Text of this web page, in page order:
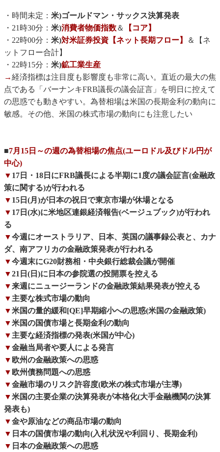
・時間未定： 米)ゴールドマン・サックス決算発表
・21時30分： 米)消費者物価指数＆
【コア】
・22時00分： 米)対米証券投資【ネット長期フロー】
＆【ネ
ットフロー合計】
・22時15分： 米)鉱工業生産
→経済指標は注目度も影響度も非常に高い。直近の最大の焦
点である「バーナンキFRB議長の議会証言」を明日に控えて
の思惑でも動きやすい。為替相場は米国の長期金利の動向に
敏感。その他、米国の株式市場の動向にも注意したい
■7月15日～の週の為替相場の焦点(ユーロドル及びドル円が
中心)
▼ 17日・18日にFRB議長による半期に1度の議会証言(金融政
策に関する)が行われる
▼ 15日(月)が日本の祝日で東京市場が休場となる
▼ 17日(水)に米地区連銀経済報告(ベージュブック)が行われ
る
▼今週にオーストラリア、日本、英国の議事録公表と、カナ
ダ、南アフリカの金融政策発表が行われる
▼今週末にG20財務相・中央銀行総裁会議が開催
▼21日(日)に日本の参院選の投開票を控える
▼来週にニュージーランドの金融政策結果発表が控える
▼主要な株式市場の動向
▼米国の量的緩和[QE]早期縮小への思惑(米国の金融政策)
▼米国の国債市場と長期金利の動向
▼主要な経済指標の発表(米国が中心)
▼金融当局者や要人による発言
▼ 欧州の金融政策への思惑
▼ 欧州債務問題への思惑
▼金融市場のリスク許容度(欧米の株式市場が主導)
▼米国の主要企業の決算発表が本格化(大手金融機関の決算
発表も)
▼金や原油などの商品市場の動向
▼ 日本の国債市場の動向(入札状況や利回り、長期金利)
▼ 日本の金融政策への思惑